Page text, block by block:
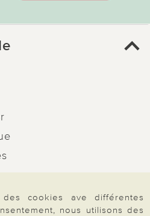
cookies ave différentes
nous utilisons des